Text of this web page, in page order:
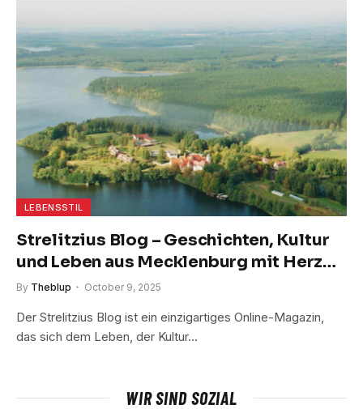
LEBENSSTIL
Strelitzius Blog – Geschichten, Kultur
und Leben aus Mecklenburg mit Herz
und Humor
By Theblup October 9, 2025
Der Strelitzius Blog ist ein einzigartiges Online-Magazin,
das sich dem Leben, der Kultur…
WIR SIND SOZIAL